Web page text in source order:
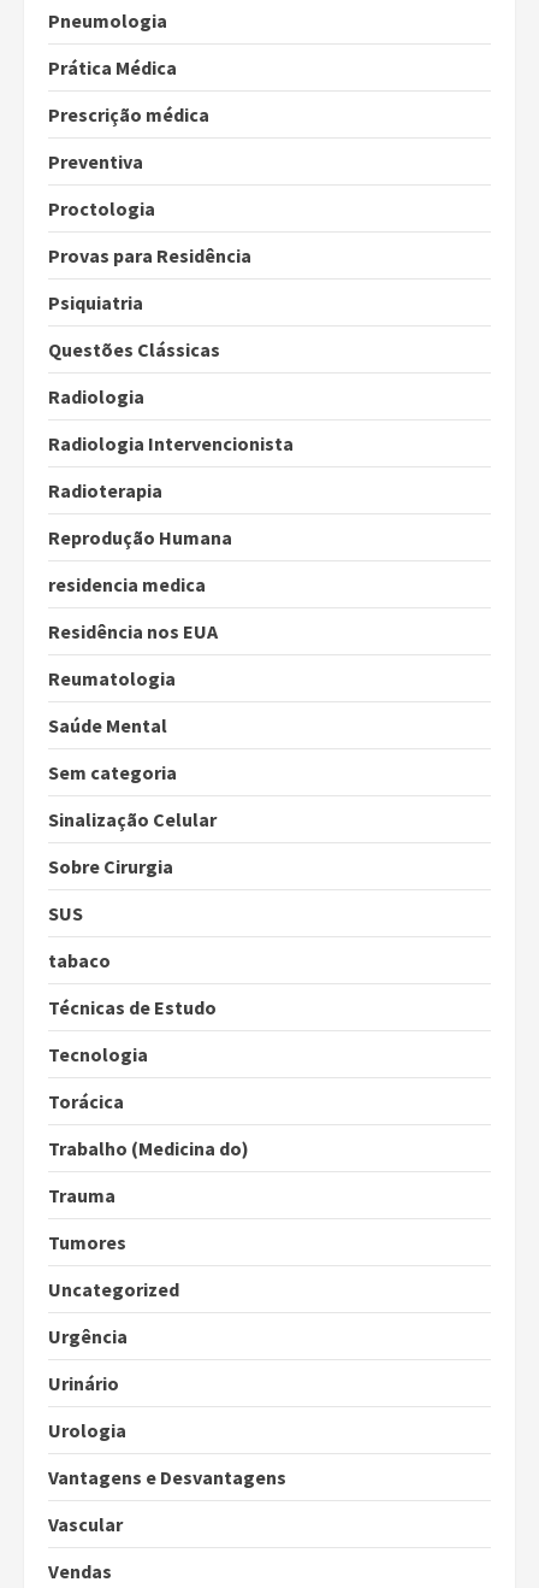
Pneumologia
Prática Médica
Prescrição médica
Preventiva
Proctologia
Provas para Residência
Psiquiatria
Questões Clássicas
Radiologia
Radiologia Intervencionista
Radioterapia
Reprodução Humana
residencia medica
Residência nos EUA
Reumatologia
Saúde Mental
Sem categoria
Sinalização Celular
Sobre Cirurgia
SUS
tabaco
Técnicas de Estudo
Tecnologia
Torácica
Trabalho (Medicina do)
Trauma
Tumores
Uncategorized
Urgência
Urinário
Urologia
Vantagens e Desvantagens
Vascular
Vendas